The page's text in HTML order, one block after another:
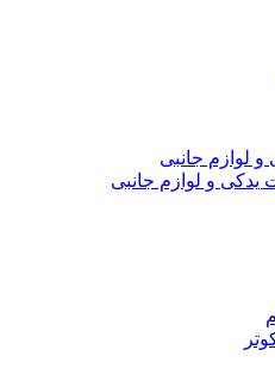
لوازم جانبی
و لوازم جانبی